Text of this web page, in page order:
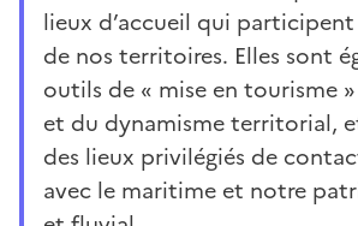
lieux d’accueil qui
de nos territoires. Elles sont
outils de « mise en tourisme
et du dynamisme territorial,
des lieux privilégiés de
avec le maritime et notre